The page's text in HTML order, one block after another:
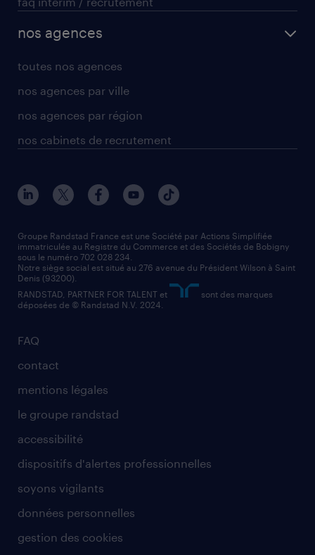
nos agences
toutes nos agences
nos agences par ville
nos agences par région
nos cabinets de recrutement
FAQ
contact
mentions légales
le groupe randstad
accessibilité
dispositifs d'alertes professionnelles
soyons vigilants
données personnelles
gestion des cookies
Groupe Randstad France est une Société par Actions Simplifiée
immatriculée au Registre du Commerce et des Sociétés de Bobigny
sous le numéro 702 028 234.
Notre siège social est situé au 276 avenue du Président Wilson à Saint
Denis (93200).
RANDSTAD, PARTNER FOR TALENT et
sont des marques
déposées de © Randstad N.V. 2024.